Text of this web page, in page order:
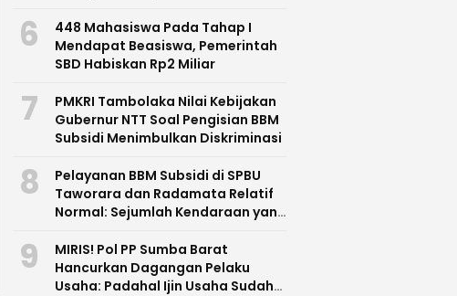
6
448 Mahasiswa Pada Tahap I
Mendapat Beasiswa, Pemerintah
SBD Habiskan Rp2 Miliar
7
PMKRI Tambolaka Nilai Kebijakan
Gubernur NTT Soal Pengisian BBM
Subsidi Menimbulkan Diskriminasi
8
Pelayanan BBM Subsidi di SPBU
Taworara dan Radamata Relatif
Normal: Sejumlah Kendaraan yang
9
MIRIS! Pol PP Sumba Barat
Hancurkan Dagangan Pelaku
Usaha: Padahal Ijin Usaha Sudah